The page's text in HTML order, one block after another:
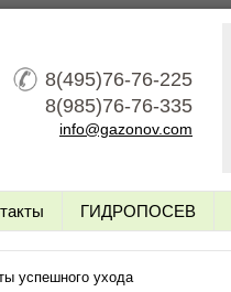
8(495)76-76-225
8(985)76-76-335
info@gazonov.com
ГИДРОПОСЕВ
успешного ухода